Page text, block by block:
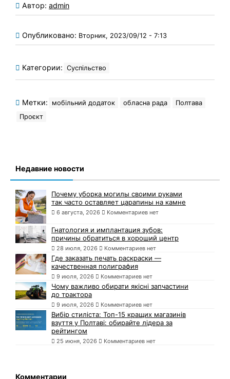
Автор: admin
Опубликовано: Вторник, 2023/09/12 - 7:13
Категории: Суспільство
Метки: мобільний додаток обласна рада
Полтава
Проєкт
Недавние новости
Почему уборка могилы своими руками
так часто оставляет царапины на камне
6 августа, 2026 Комментариев нет
Гнатология и имплантация зубов:
причины обратиться в хороший центр
28 июля, 2026 Комментариев нет
Где заказать печать раскраски —
качественная полиграфия
9 июля, 2026 Комментариев нет
Чому важливо обирати якісні запчастини
до трактора
9 июля, 2026 Комментариев нет
Вибір стиліста: Топ-15 кращих магазинів
взуття у Полтаві: обирайте лідера за
рейтингом
25 июня, 2026 Комментариев нет
Комментарии